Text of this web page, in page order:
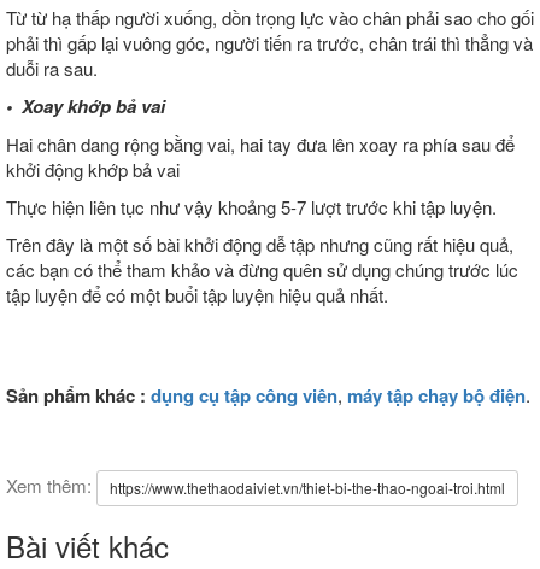
Từ từ hạ thấp người xuống, dồn trọng lực vào chân phải sao cho gối
phải thì gấp lại vuông góc, người tiến ra trước, chân trái thì thẳng và
duỗi ra sau.
• Xoay khớp bả vai
Hai chân dang rộng bằng vai, hai tay đưa lên xoay ra phía sau để
khởi động khớp bả vai
Thực hiện liên tục như vậy khoảng 5-7 lượt trước khi tập luyện.
Trên đây là một số bài khởi động dễ tập nhưng cũng rất hiệu quả,
các bạn có thể tham khảo và đừng quên sử dụng chúng trước lúc
tập luyện để có một buổi tập luyện hiệu quả nhất.
Sản phẩm khác : dụng cụ tập công viên, máy tập chạy bộ điện.
Xem thêm: https://www.thethaodaiviet.vn/thiet-bi-the-thao-ngoai-troi.html
Bài viết khác